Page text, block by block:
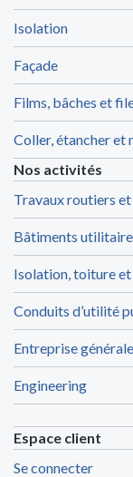
Isolation
Façade
Films, bâches et
Coller, étancher et
Nos activités
Travaux routiers et
Bâtiments
Isolation, toiture
Conduits d’utilité
Entreprise générale
Engineering
Espace client
Se connecter